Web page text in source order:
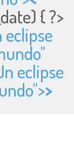
{ ?>
eclipse
eclipse
>